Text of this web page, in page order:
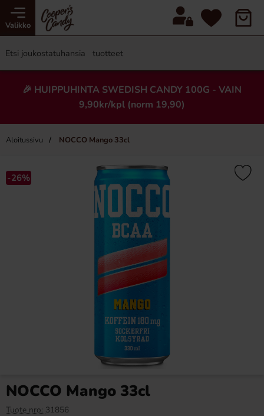
Valikko
🎉 HUIPPUHINTA SWEDISH CANDY 100G - VAIN
9,90kr/kpl (norm 19,90)
Aloitussivu NOCCO Mango 33cl
×
Osta
Lohikäärmehedelmä 25cl
-26%
NOCCO Mango 33cl
Tuote nro: 31856